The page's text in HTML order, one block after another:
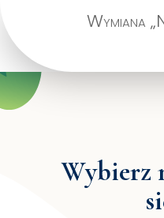
Wymiana
Wybierz